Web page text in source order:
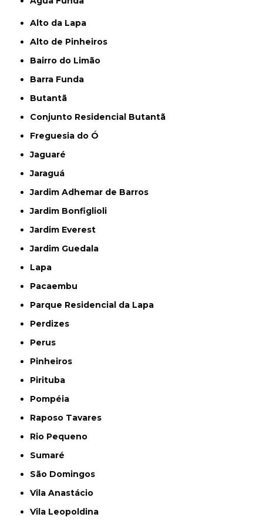
Alto da Lapa
Alto de Pinheiros
Bairro do Limão
Barra Funda
Butantã
Conjunto Residencial Butantã
Freguesia do Ó
Jaguaré
Jaraguá
Jardim Adhemar de Barros
Jardim Bonfiglioli
Jardim Everest
Jardim Guedala
Lapa
Pacaembu
Parque Residencial da Lapa
Perdizes
Perus
Pinheiros
Pirituba
Pompéia
Raposo Tavares
Rio Pequeno
Sumaré
São Domingos
Vila Anastácio
Vila Leopoldina